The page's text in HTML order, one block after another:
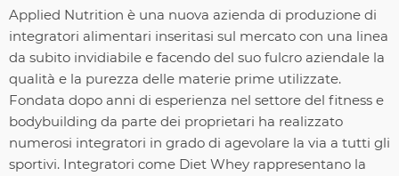
Applied Nutrition è una nuova azienda di produzione di
integratori alimentari inseritasi sul mercato con una linea
da subito invidiabile e facendo del suo fulcro aziendale la
qualità e la purezza delle materie prime utilizzate.
Fondata dopo anni di esperienza nel settore del fitness e
bodybuilding da parte dei proprietari ha realizzato
numerosi integratori in grado di agevolare la via a tutti gli
sportivi. Integratori come Diet Whey rappresentano la